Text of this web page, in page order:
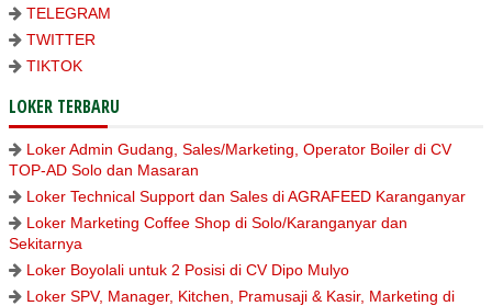
TELEGRAM
TWITTER
TIKTOK
LOKER TERBARU
Loker Admin Gudang, Sales/Marketing, Operator Boiler di CV
TOP-AD Solo dan Masaran
Loker Technical Support dan Sales di AGRAFEED Karanganyar
Loker Marketing Coffee Shop di Solo/Karanganyar dan
Sekitarnya
Loker Boyolali untuk 2 Posisi di CV Dipo Mulyo
Loker SPV, Manager, Kitchen, Pramusaji & Kasir, Marketing di